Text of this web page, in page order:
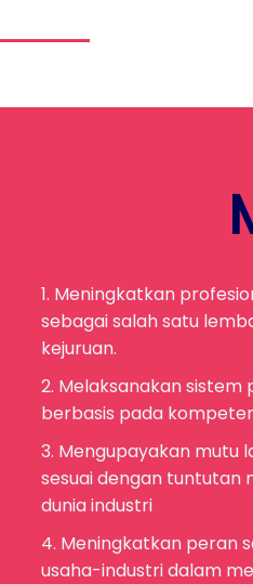
1. Meningkatkan
sebagai salah satu
kejuruan.
2. Melaksanakan
berbasis pada
3. Mengupayakan mutu
sesuai dengan tuntutan
dunia industri
4. Meningkatkan peran
usaha-industri dalam